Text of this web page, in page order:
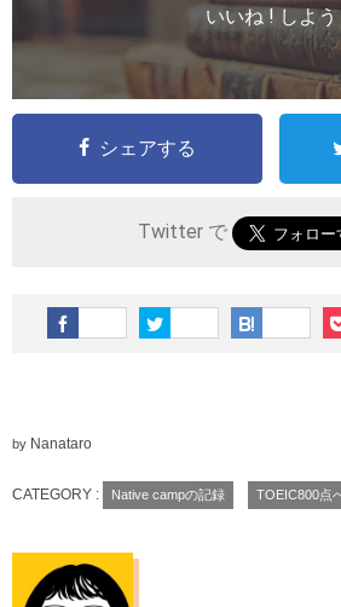
いいね ! しよう
シェアする
Twitter で
by Nanataro
CATEGORY : Native campの記録 TOEIC800点